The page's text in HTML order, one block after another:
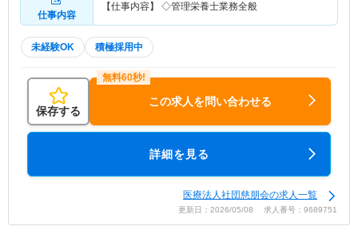
仕事内容
【仕事内容】 ◇管理栄養士業務全般
未経験OK 積極採用中
保存する
この求人を問い合わせる
詳細を見る
医療法人社団慈朋会の求人一覧
更新日：2026/05/08 求人番号：9689751